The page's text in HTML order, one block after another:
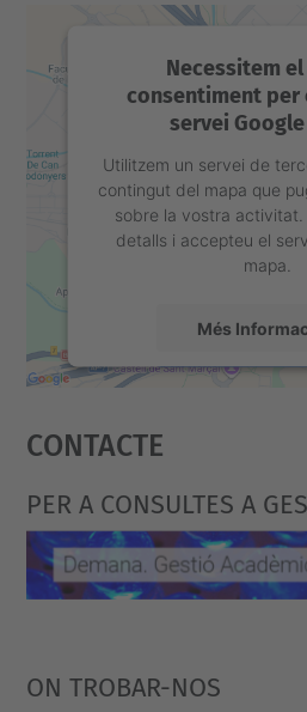
Necessitem
consentiment per
servei
Utilitzem un servei de
contingut del mapa que
sobre la vostra activitat.
detalls i accepteu el
mapa.
Més
powered by
Contacte
PER A CONSULTES A
ON TROBAR-NOS